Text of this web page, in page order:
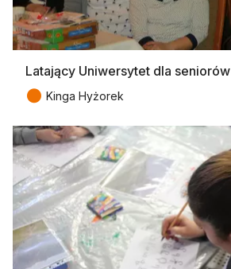
Latający Uniwersytet dla seniorów
● Kinga Hyżorek